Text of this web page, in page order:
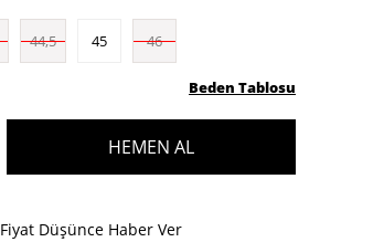
44,5 45 46
Beden Tablosu
Fiyat Düşünce Haber Ver